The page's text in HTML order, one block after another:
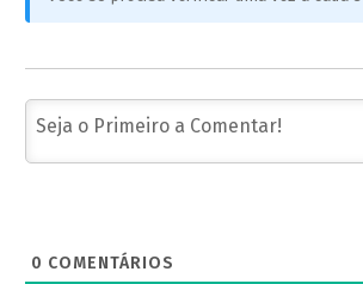
0 COMENTÁRIOS